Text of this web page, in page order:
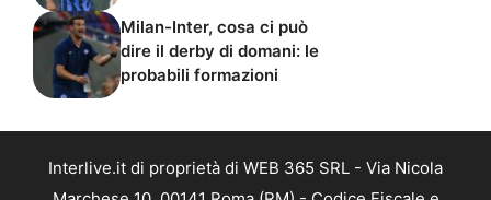
Milan-Inter, cosa ci può
dire il derby di domani: le
probabili formazioni
Interlive.it di proprietà di WEB 365 SRL - Via Nicola